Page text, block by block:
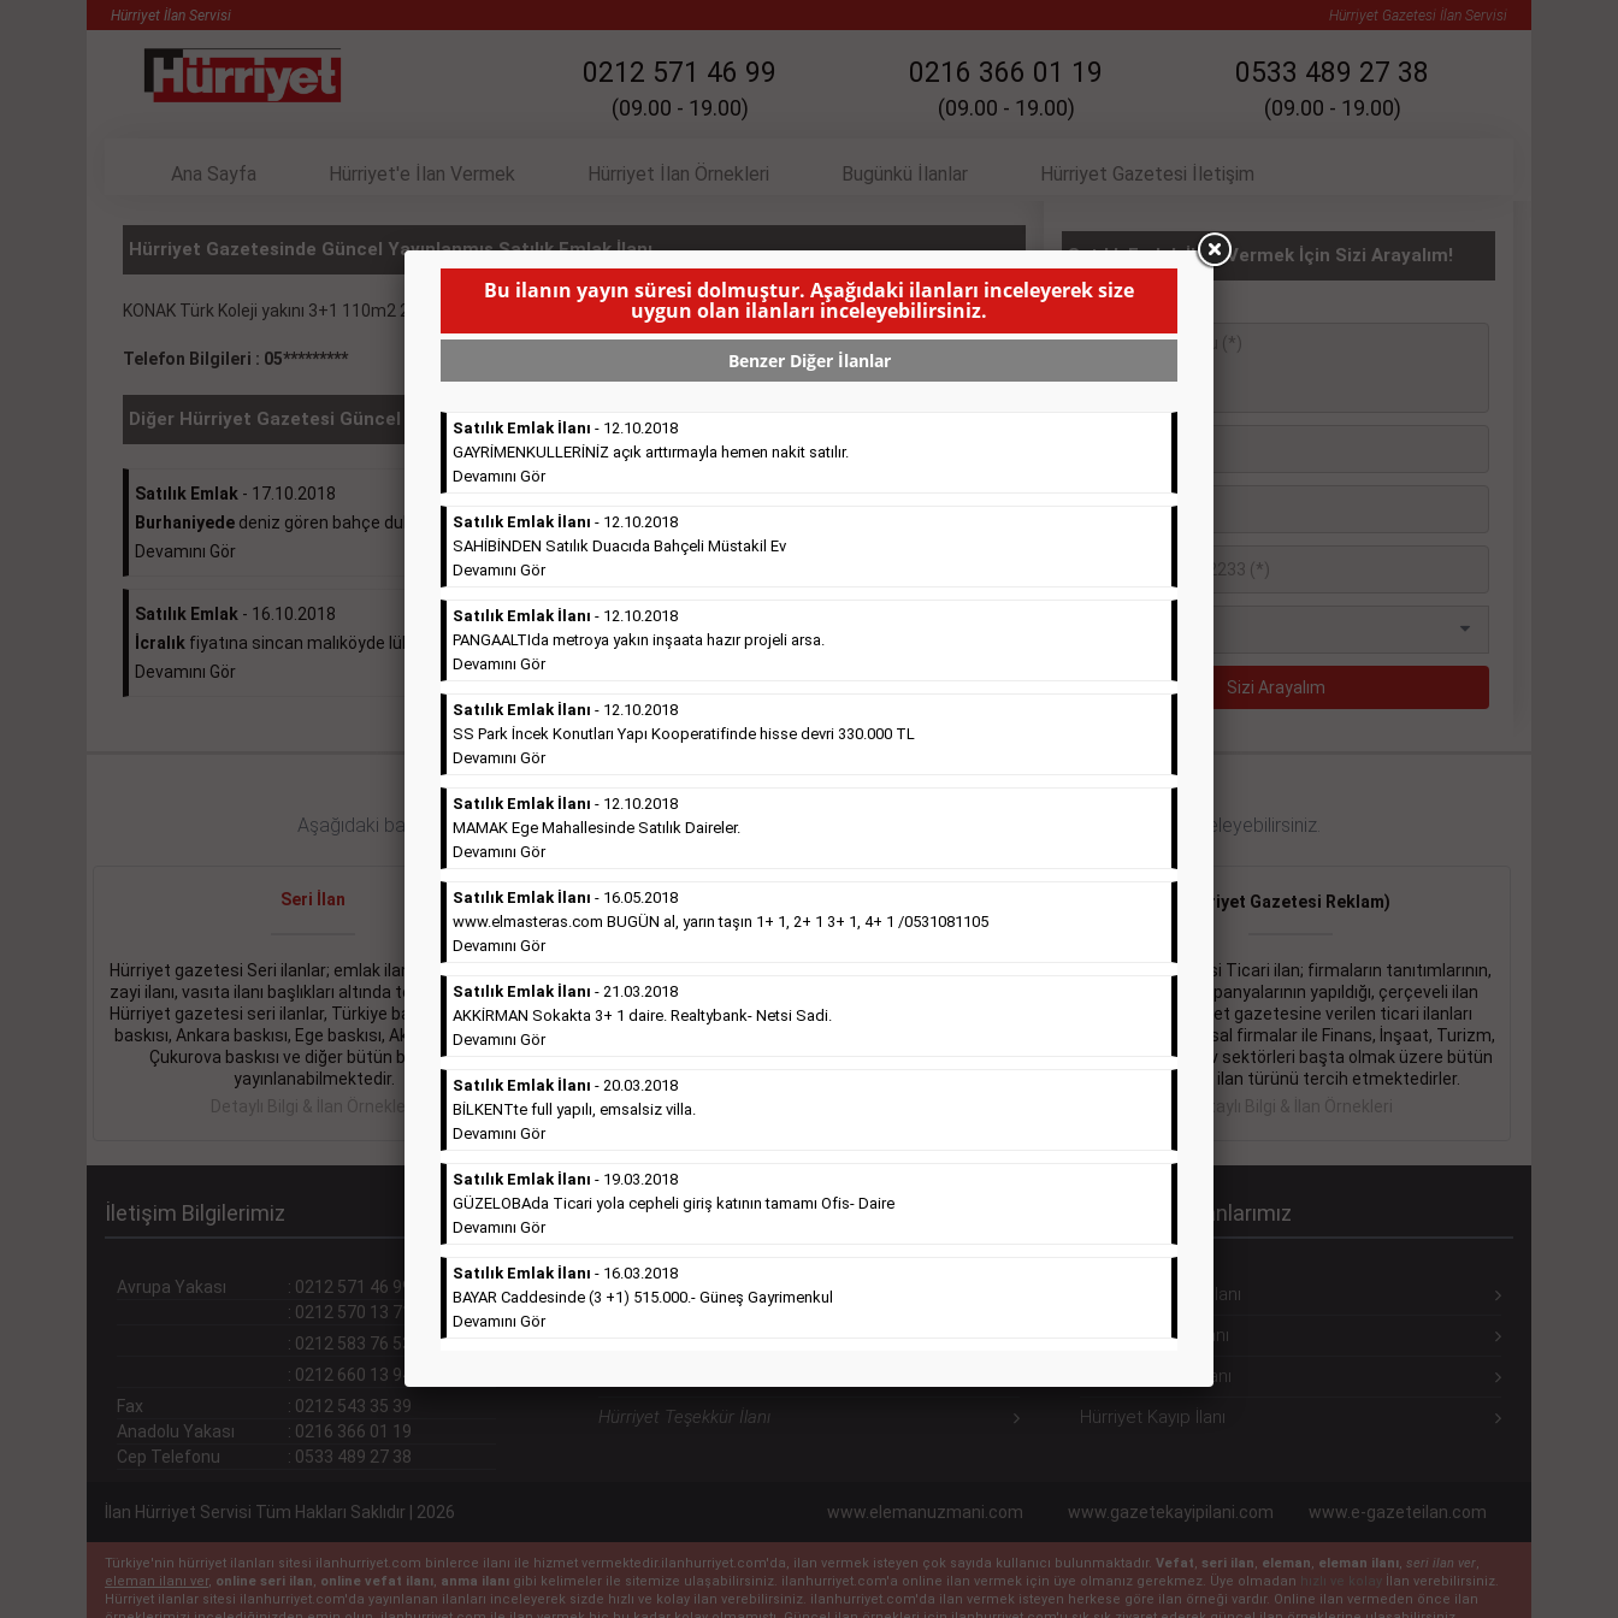
Hürriyet İlan Servisi Hürriyet Gazetesi İlan Servisi
0212 571 46 99
(09.00 - 19.00)
0216 366 01 19
(09.00 - 19.00)
0533 489 27 38
(09.00 - 19.00)
Ana Sayfa Hürriyet'e İlan Vermek Hürriyet İlan Örnekleri Bugünkü İlanlar Hürriyet Gazetesi İletişim
Hürriyet Gazetesinde Güncel Yayınlanmış Satılık Emlak İlanı
KONAK Türk Koleji yakını 3+1 110m2 225.000 ( BU İLANIN YAYINLANMA SÜRESİ DOLMUŞTUR )
Telefon Bilgileri : 05*********
Diğer Hürriyet Gazetesi Güncel İlanlar
Satılık Emlak - 17.10.2018
Burhaniyede deniz gören bahçe dubleksi 370.000e ...
Devamını Gör
Belediyesitesinde süper kelepir 415.000e ...
Devamını Gör
Satılık Emlak - 16.10.2018
İcralık fiyatına sincan malıköyde lüks daire ...
Devamını Gör
Satılık Emlak
Gebzedesatılık sıfır otel 34 odalı. ...
Satılık Emlak İlanı Vermek İçin Sizi Arayalım!
Aşağıdaki bağlantıları takip ederek Hürriyet gazetesi ilan türleri hakkında detaylara ulaşabilir, ilan örneklerini inceleyebilirsiniz.
Seri İlan
Hürriyet gazetesi Seri ilanlar; emlak ilanı, eleman ilanı,
zayi ilanı, vasıta ilanı başlıkları altında toplanmaktadır.
Hürriyet gazetesi seri ilanlar, Türkiye baskısı, İstanbul
baskısı, Ankara baskısı, Ege baskısı, Akdeniz baskısı,
Çukurova baskısı ve diğer bütün bölgelerde
yayınlanabilmektedir.
Detaylı Bilgi & İlan Örnekleri
Sosyal İlan
türü altında vefat ilanı anma ilan, başsağlığı ilanı,
teşekkür ilanı vb. ilan türleri toplanmaktadır. Ticari
(Hürriyet Gazetesi Reklam)
Hürriyet gazetesi Ticari ilan; firmaların tanıtımlarının,
duyuru ve kampanyalarının yapıldığı, çerçeveli ilan
çeşididir.Hüriyet gazetesine verilen ticari ilanları
genellikle kurumsal firmalar ile Finans, İnşaat, Turizm,
Eğitim, Otomotiv sektörleri başta olmak üzere bütün
sektörler bu ilan türünü tercih etmektedirler.
Detaylı Bilgi & İlan Örnekleri
İletişim Bilgilerimiz
Avrupa Yakası : 0212 571 46 99 (pbx)
: 0212 570 13 71
: 0212 583 76 53
: 0212 660 13 94
Fax
: 0212 543 35 39
Anadolu Yakası
: 0216 366 01 19
Cep Telefonu
: 0533 489 27 38
Hürriyet Sosyal İlanlarımız
Hürriyet Vefat İlanı
Hürriyet Teşekkür İlanı
Hürriyet Seri İlanlarımız
Hürriyet Eleman İlanı
Hürriyet Emlak İlanı
Hürriyet Vasıta İlanı
Hürriyet Kayıp İlanı
İlan Hürriyet Servisi Tüm Hakları Saklıdır | 2026 www.elemanuzmani.com www.gazetekayipilani.com www.e-gazeteilan.com
Türkiye'nin hürriyet ilanları sitesi ilanhurriyet.com binlerce ilanı ile hizmet vermektedir.ilanhurriyet.com'da, ilan vermek isteyen çok sayıda kullanıcı bulunmaktadır. Vefat, seri ilan, eleman, eleman ilanı, seri ilan ver,
eleman ilanı ver, online seri ilan, online vefat ilanı, anma ilanı gibi kelimeler ile sitemize ulaşabilirsiniz. ilanhurriyet.com'a online ilan vermek için üye olmanız gerekmez. Üye olmadan
İlan verebilirsiniz.
Hürriyet ilanlar sitesi ilanhurriyet.com'da yayınlanan ilanları inceleyerek sizde hızlı ve kolay ilan verebilirsiniz. ilanhurriyet.com'da ilan vermek isteyen herkese göre ilan örneği vardır. Online ilan vermeden önce ilan
Bu ilanın yayın süresi dolmuştur. Aşağıdaki ilanları inceleyerek size
uygun olan ilanları inceleyebilirsiniz.
Benzer Diğer İlanlar
Satılık Emlak İlanı - 12.10.2018
GAYRİMENKULLERİNİZ açık arttırmayla hemen nakit satılır.
Devamını Gör
Satılık Emlak İlanı - 12.10.2018
SAHİBİNDEN Satılık Duacıda Bahçeli Müstakil Ev
Devamını Gör
Satılık Emlak İlanı - 12.10.2018
PANGAALTIda metroya yakın inşaata hazır projeli arsa.
Devamını Gör
Satılık Emlak İlanı - 12.10.2018
SS Park İncek Konutları Yapı Kooperatifinde hisse devri 330.000 TL
Devamını Gör
Satılık Emlak İlanı - 12.10.2018
MAMAK Ege Mahallesinde Satılık Daireler.
Devamını Gör
Satılık Emlak İlanı - 16.05.2018
www.elmasteras.com BUGÜN al, yarın taşın 1+ 1, 2+ 1 3+ 1, 4+ 1 /0531081105
Devamını Gör
Satılık Emlak İlanı - 21.03.2018
AKKİRMAN Sokakta 3+ 1 daire. Realtybank- Netsi Sadi.
Devamını Gör
Satılık Emlak İlanı - 20.03.2018
BİLKENTte full yapılı, emsalsiz villa.
Devamını Gör
Satılık Emlak İlanı - 19.03.2018
GÜZELOBAda Ticari yola cepheli giriş katının tamamı Ofis- Daire
Devamını Gör
Satılık Emlak İlanı - 16.03.2018
BAYAR Caddesinde (3 +1) 515.000.- Güneş Gayrimenkul
Devamını Gör